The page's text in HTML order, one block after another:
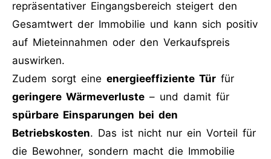
repräsentativer Eingangsbereich steigert den
Gesamtwert der Immobilie und kann sich positiv
auf Mieteinnahmen oder den Verkaufspreis
auswirken.
Zudem sorgt eine energieeffiziente Tür für
geringere Wärmeverluste – und damit für
spürbare Einsparungen bei den
Betriebskosten. Das ist nicht nur ein Vorteil für
die Bewohner, sondern macht die Immobilie